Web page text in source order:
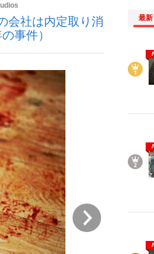
されているのが悲しい」『北の国から
いまさら聞けない資産運用のすべて
会社は内定取り消
事件）
最新